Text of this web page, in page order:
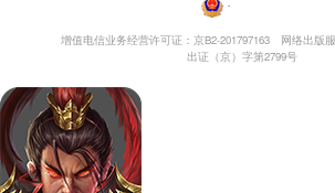
・
增值电信业务经营许可证：京B2-201797163
网络出版
出证（京）字第2799号